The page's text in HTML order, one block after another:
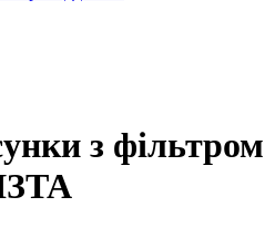
з фільтром